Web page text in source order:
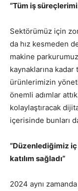
“Tüm iş
Sektörümüz için
da hız kesmeden
makine
kaynaklarına
ürünlerimizin
önemli adımlar
kolaylaştıracak
içerisinde bunları
“Düzenlediğimiz
katılım sağladı”
2024 aynı